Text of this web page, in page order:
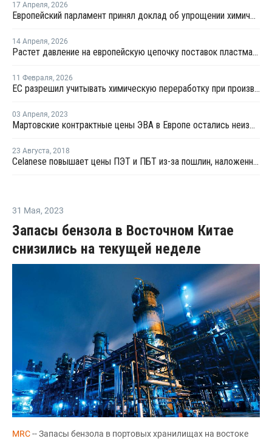
17 Апреля, 2026
Европейский парламент принял доклад об упрощении химического законодательства
14 Апреля, 2026
Растет давление на европейскую цепочку поставок пластмасс
11 Февраля, 2026
ЕС разрешил учитывать химическую переработку при производстве пластиковых бутылок
03 Апреля, 2023
Мартовские контрактные цены ЭВА в Европе остались неизменными
23 Августа, 2018
Celanese повышает цены ПЭТ и ПБТ из-за пошлин, наложенных США
31 Мая, 2023
Запасы бензола в Восточном Китае
снизились на текущей неделе
MRC-- Запасы бензола в портовых хранилищах на востоке